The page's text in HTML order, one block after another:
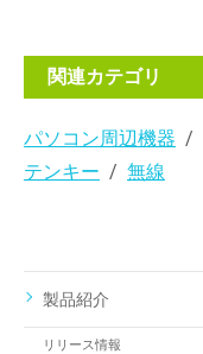
関連カテゴリ
パソコン周辺機器
テンキー
無線
製品紹介
リリース情報